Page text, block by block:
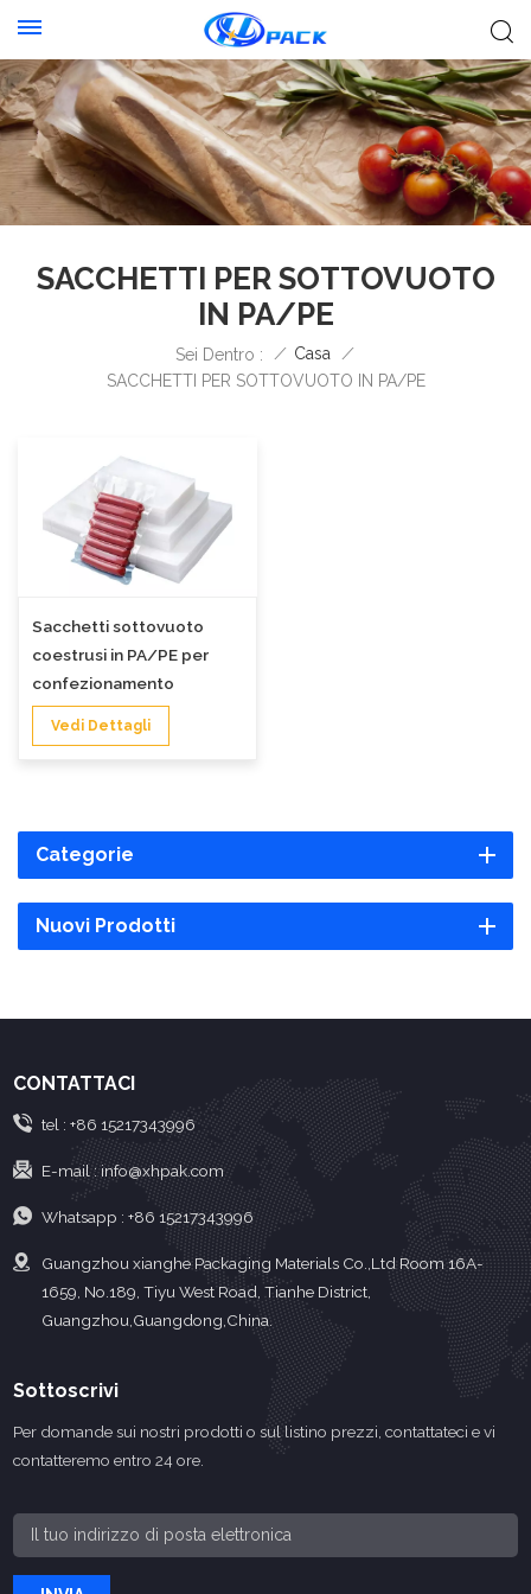
SACCHETTI PER SOTTOVUOTO
IN PA/PE
Sei Dentro : / Casa
/
SACCHETTI PER SOTTOVUOTO IN PA/PE
Sacchetti sottovuoto
coestrusi in PA/PE per
confezionamento
alimentare
Vedi Dettagli
Categorie
Nuovi Prodotti
CONTATTACI
tel : +86 15217343996
E-mail :info@xhpak.com
Whatsapp : +86 15217343996
Guangzhou xianghe Packaging Materials Co.,Ltd Room 16A-
1659, No.189, Tiyu West Road, Tianhe District,
Guangzhou,Guangdong,China.
Sottoscrivi
Per domande sui nostri prodotti o sul listino prezzi, contattateci e vi
contatteremo entro 24 ore.